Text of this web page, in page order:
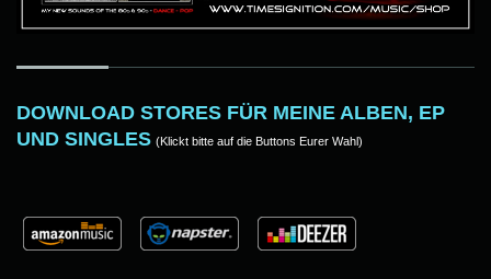
DOWNLOAD STORES FÜR MEINE ALBEN, EP
UND SINGLES (Klickt bitte auf die Buttons Eurer Wahl)